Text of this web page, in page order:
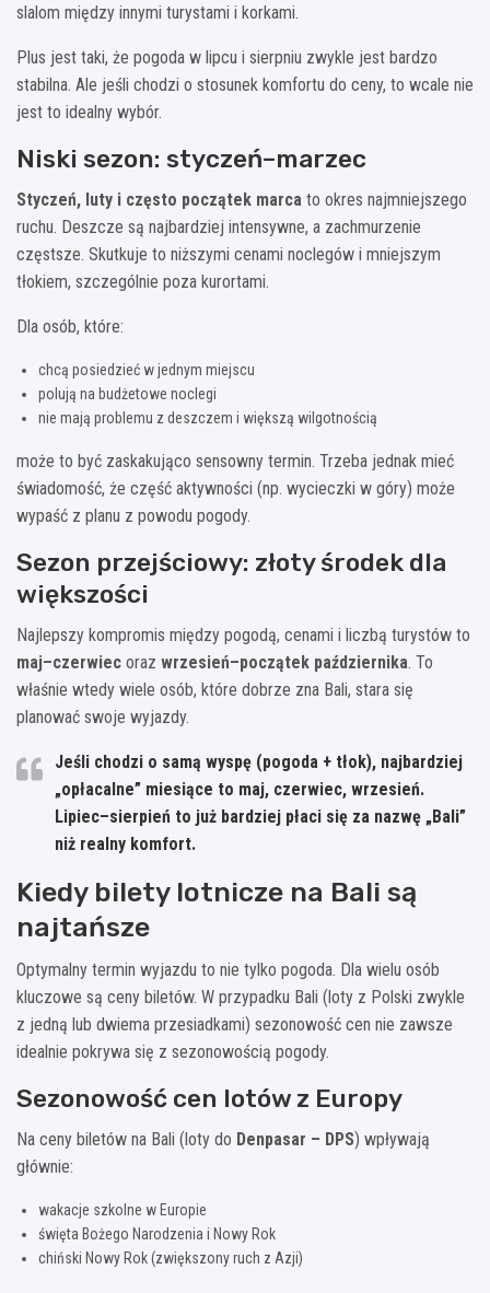
slalom między innymi turystami i korkami.
Plus jest taki, że pogoda w lipcu i sierpniu zwykle jest bardzo
stabilna. Ale jeśli chodzi o stosunek komfortu do ceny, to wcale nie
jest to idealny wybór.
Niski sezon: styczeń–marzec
Styczeń, luty i często początek marca to okres najmniejszego
ruchu. Deszcze są najbardziej intensywne, a zachmurzenie
częstsze. Skutkuje to niższymi cenami noclegów i mniejszym
tłokiem, szczególnie poza kurortami.
Dla osób, które:
chcą posiedzieć w jednym miejscu
polują na budżetowe noclegi
nie mają problemu z deszczem i większą wilgotnością
może to być zaskakująco sensowny termin. Trzeba jednak mieć
świadomość, że część aktywności (np. wycieczki w góry) może
wypaść z planu z powodu pogody.
Sezon przejściowy: złoty środek dla
większości
Najlepszy kompromis między pogodą, cenami i liczbą turystów to
maj–czerwiec oraz wrzesień–początek października. To
właśnie wtedy wiele osób, które dobrze zna Bali, stara się
planować swoje wyjazdy.
Jeśli chodzi o samą wyspę (pogoda + tłok), najbardziej
„opłacalne” miesiące to maj, czerwiec, wrzesień.
Lipiec–sierpień to już bardziej płaci się za nazwę „Bali”
niż realny komfort.
Kiedy bilety lotnicze na Bali są
najtańsze
Optymalny termin wyjazdu to nie tylko pogoda. Dla wielu osób
kluczowe są ceny biletów. W przypadku Bali (loty z Polski zwykle
z jedną lub dwiema przesiadkami) sezonowość cen nie zawsze
idealnie pokrywa się z sezonowością pogody.
Sezonowość cen lotów z Europy
Na ceny biletów na Bali (loty do Denpasar – DPS) wpływają
głównie:
wakacje szkolne w Europie
święta Bożego Narodzenia i Nowy Rok
chiński Nowy Rok (zwiększony ruch z Azji)